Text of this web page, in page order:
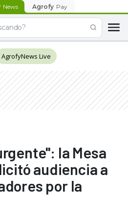
News Agrofy Pay
AgrofyNews Live
la Mesa
audiencia a
por la